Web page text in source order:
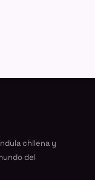
chilena y
del